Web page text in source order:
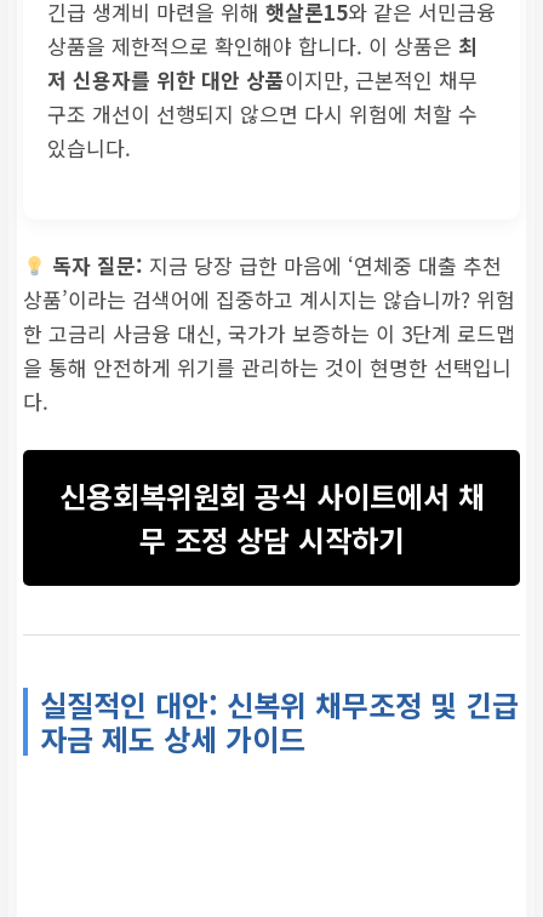
긴급 생계비 마련을 위해 햇살론15와 같은 서민금융
상품을 제한적으로 확인해야 합니다. 이 상품은 최
저 신용자를 위한 대안 상품이지만, 근본적인 채무
구조 개선이 선행되지 않으면 다시 위험에 처할 수
있습니다.
독자 질문: 지금 당장 급한 마음에 ‘연체중 대출 추천
상품’이라는 검색어에 집중하고 계시지는 않습니까? 위험
한 고금리 사금융 대신, 국가가 보증하는 이 3단계 로드맵
을 통해 안전하게 위기를 관리하는 것이 현명한 선택입니
다.
신용회복위원회 공식 사이트에서 채
무 조정 상담 시작하기
실질적인 대안: 신복위 채무조정 및 긴급
자금 제도 상세 가이드